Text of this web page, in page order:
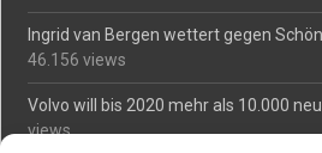
Ingrid van Bergen wettert gegen
46.156 views
Volvo will bis 2020 mehr als 10.000
views